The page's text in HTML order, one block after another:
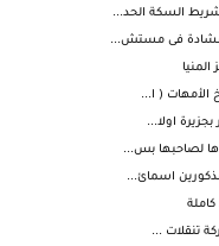
السكة الحد...
مشادة فى مستش...
الأمهات ( ا...
اولا...
اسمائ...
تنقلات ...